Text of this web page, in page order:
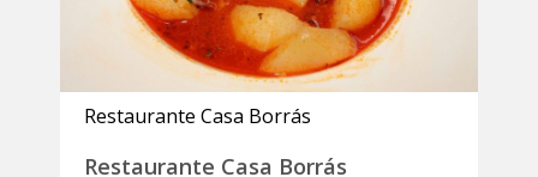
Restaurante Casa Borrás
Restaurante Casa Borrás